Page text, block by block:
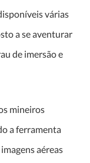
várias
a se aventurar
de imersão e
mineiros
a ferramenta
aéreas